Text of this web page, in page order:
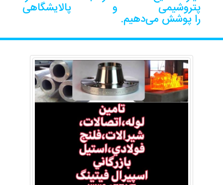
پتروشیمی و پالایشگاهی
را پوشش می‌دهیم.